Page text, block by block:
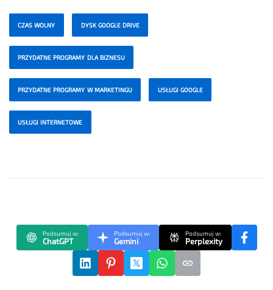
CZAS WOLNY DYSK GOOGLE DRIVE
PRZYDATNE PROGRAMY DLA BIZNESU
PRZYDATNE PROGRAMY W MARKETINGU USŁUGI GOOGLE
USŁUGI INTERNETOWE
Podsumuj w:
ChatGPT
Podsumuj w:
Gemini
Podsumuj w:
Perplexity